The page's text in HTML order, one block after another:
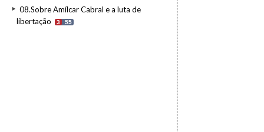
08.Sobre Amílcar Cabral e a luta de
libertação
3 55